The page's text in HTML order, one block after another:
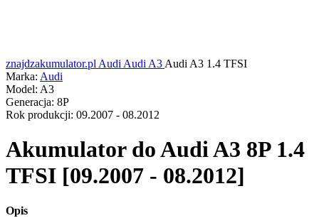
znajdzakumulator.pl Audi Audi A3 Audi A3 1.4 TFSI
Marka: Audi
Model: A3
Generacja: 8P
Rok produkcji: 09.2007 - 08.2012
Akumulator doAudi A3 8P 1.4
TFSI [09.2007 - 08.2012]
Opis